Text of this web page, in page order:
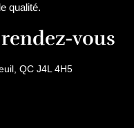
qualité.
vous
QC J4L 4H5